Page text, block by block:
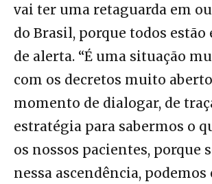
vai ter uma retaguarda em
do Brasil, porque todos estão
de alerta. “É uma situação
com os decretos muito
momento de dialogar, de
estratégia para sabermos o
os nossos pacientes, porque
nessa ascendência,